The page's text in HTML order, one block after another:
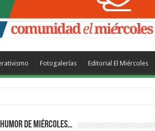
Fotogalerías Editorial El Miércoles
CUD
Humor de Miércoles…